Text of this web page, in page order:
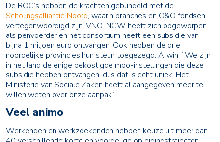
De ROC’s hebben de krachten gebundeld met de
Scholingsalliantie Noord, waarin branches en O&O fondsen
vertegenwoordigd zijn. VNO-NCW heeft zich opgeworpen
als penvoerder en het consortium heeft een subsidie van
bijna 1 miljoen euro ontvangen. Ook hebben de drie
noordelijke provincies hun steun toegezegd. Arwin: “We zijn
in het land de enige bekostigde mbo-instellingen die deze
subsidie hebben ontvangen, dus dat is echt uniek. Het
Ministerie van Sociale Zaken heeft al aangegeven meer te
willen weten over onze aanpak.”
Veel animo
Werkenden en werkzoekenden hebben keuze uit meer dan